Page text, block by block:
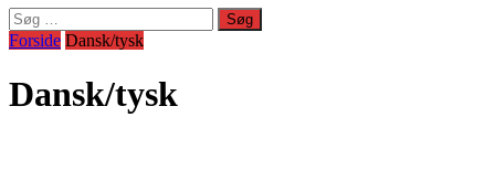
Søg
efter:
Forside Dansk/tysk
Dansk/tysk